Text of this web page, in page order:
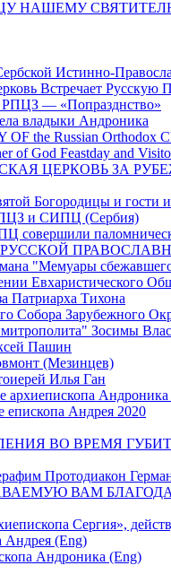
НАШЕМУ
Истинно-
Встречает Русскую
— «Попразднство»
владыки Андроника
the Russian Orthodox
of God Feastday and
ЦЕРКОВЬ ЗА
Богородицы и гости
и СИПЦ (Сербия)
совершили
РУССКОЙ
"Мемуары
Патриарха Тихона
Собора Зарубежного
Зосимы
Пашин
(Мезинцев)
Илья Ган
Андроника
Андрея 2020
ВО ВРЕМЯ
Протодиакон
ВАМ
Сергия»,
Андрея (Eng)
Андроника (Eng)